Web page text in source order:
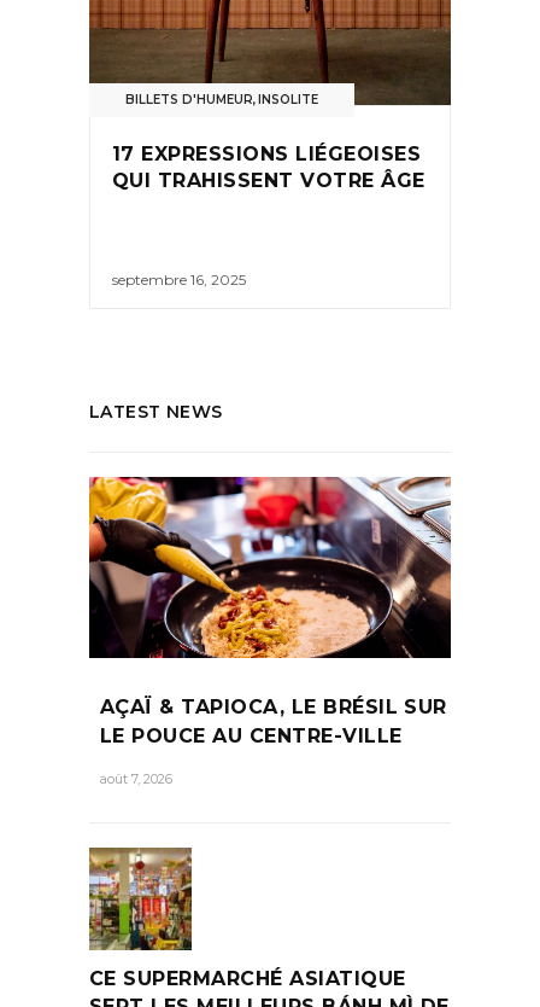
BILLETS D'HUMEUR, INSOLITE
17 EXPRESSIONS LIÉGEOISES
QUI TRAHISSENT VOTRE ÂGE
septembre 16, 2025
LATEST NEWS
AÇAÏ & TAPIOCA, LE BRÉSIL SUR
LE POUCE AU CENTRE-VILLE
août 7, 2026
CE SUPERMARCHÉ ASIATIQUE